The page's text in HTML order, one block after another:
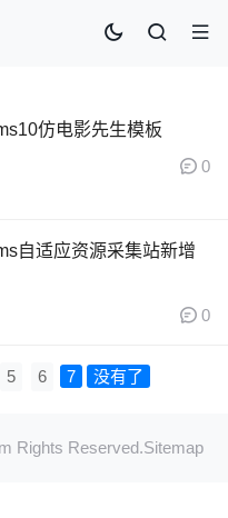
仿电影先生模板
0
自适应资源采集站新增
0
5 6 7 没有了
Rights Reserved.Sitemap